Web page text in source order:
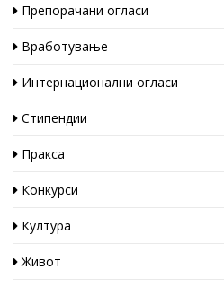
Препорачани огласи
Вработување
Интернационални огласи
Стипендии
Пракса
Конкурси
Култура
Живот